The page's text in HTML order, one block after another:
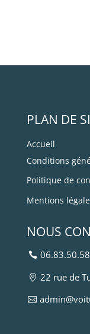
PLAN DE
Accueil
Conditions
Politique de
Mentions
NOUS
22 rue de